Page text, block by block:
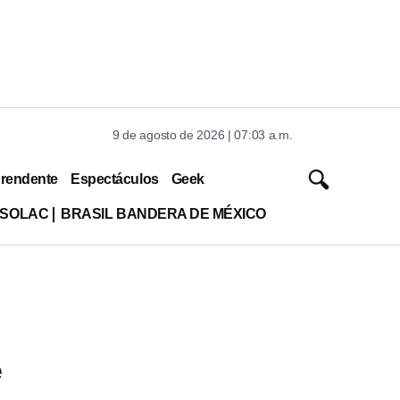
9 de agosto de 2026 | 07:03 a.m.
Espectáculos Geek
BRASIL BANDERA DE MÉXICO